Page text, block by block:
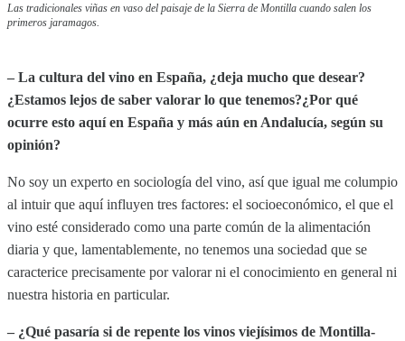
Las tradicionales viñas en vaso del paisaje de la Sierra de Montilla cuando salen los
primeros jaramagos.
– La cultura del vino en España, ¿deja mucho que desear?
¿Estamos lejos de saber valorar lo que tenemos?¿Por qué
ocurre esto aquí en España y más aún en Andalucía, según su
opinión?
No soy un experto en sociología del vino, así que igual me columpio
al intuir que aquí influyen tres factores: el socioeconómico, el que el
vino esté considerado como una parte común de la alimentación
diaria y que, lamentablemente, no tenemos una sociedad que se
caracterice precisamente por valorar ni el conocimiento en general ni
nuestra historia en particular.
– ¿Qué pasaría si de repente los vinos viejísimos de Montilla-